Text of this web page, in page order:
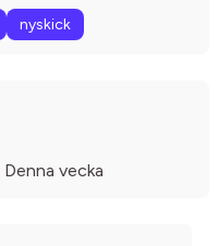
nyskick
Denna vecka